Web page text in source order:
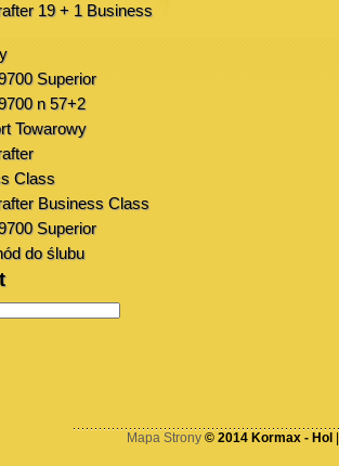
19 + 1 Business
Superior
n 57+2
Towarowy
Class
Business Class
Superior
do ślubu
Mapa Strony © 2014 Kormax - Hol